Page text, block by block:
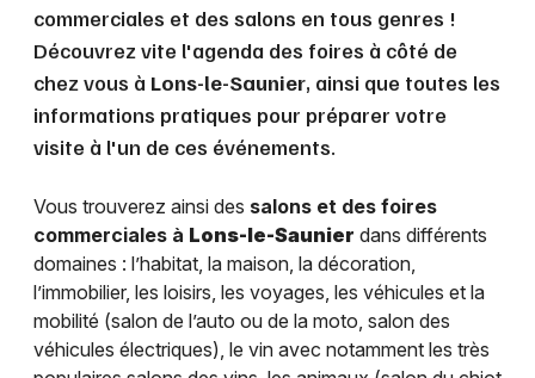
commerciales et des salons en tous genres !
Découvrez vite l'agenda des foires à côté de
chez vous à Lons-le-Saunier, ainsi que toutes les
informations pratiques pour préparer votre
visite à l'un de ces événements.
Vous trouverez ainsi des salons et des foires
commerciales à Lons-le-Saunier dans différents
domaines : l’habitat, la maison, la décoration,
l’immobilier, les loisirs, les voyages, les véhicules et la
mobilité (salon de l’auto ou de la moto, salon des
véhicules électriques), le vin avec notamment les très